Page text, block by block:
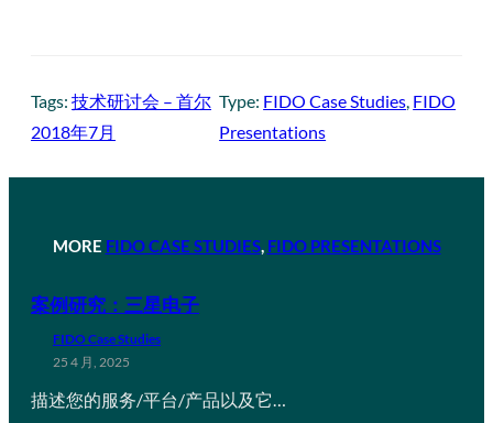
Tags: 技术研讨会 – 首尔
2018年7月
Type: FIDO Case Studies FIDO
Presentations
MORE FIDO CASE STUDIES, FIDO PRESENTATIONS
案例研究：三星电子
FIDO Case Studies
25 4 月, 2025
描述您的服务/平台/产品以及它…